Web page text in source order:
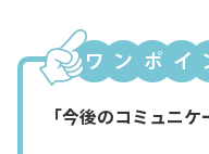
「今後のコミュニ